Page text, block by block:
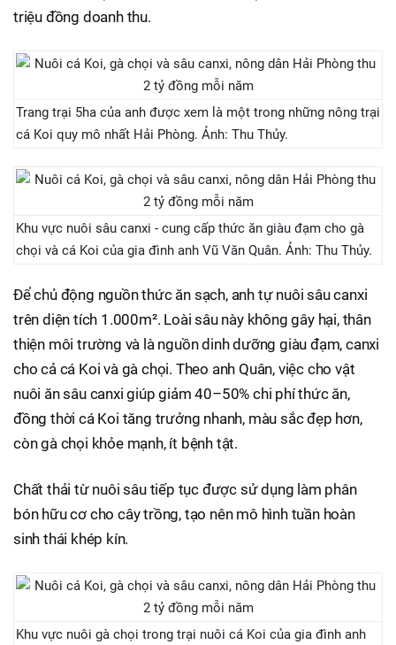
triệu đồng doanh thu.
Trang trại 5ha của anh được xem là một trong những nông trại
cá Koi quy mô nhất Hải Phòng. Ảnh: Thu Thủy.
Khu vực nuôi sâu canxi - cung cấp thức ăn giàu đạm cho gà
chọi và cá Koi của gia đình anh Vũ Văn Quân. Ảnh: Thu Thủy.
Để chủ động nguồn thức ăn sạch, anh tự nuôi sâu canxi
trên diện tích 1.000m². Loài sâu này không gây hại, thân
thiện môi trường và là nguồn dinh dưỡng giàu đạm, canxi
cho cả cá Koi và gà chọi. Theo anh Quân, việc cho vật
nuôi ăn sâu canxi giúp giảm 40–50% chi phí thức ăn,
đồng thời cá Koi tăng trưởng nhanh, màu sắc đẹp hơn,
còn gà chọi khỏe mạnh, ít bệnh tật.
Chất thải từ nuôi sâu tiếp tục được sử dụng làm phân
bón hữu cơ cho cây trồng, tạo nên mô hình tuần hoàn
sinh thái khép kín.
Khu vực nuôi gà chọi trong trại nuôi cá Koi của gia đình anh